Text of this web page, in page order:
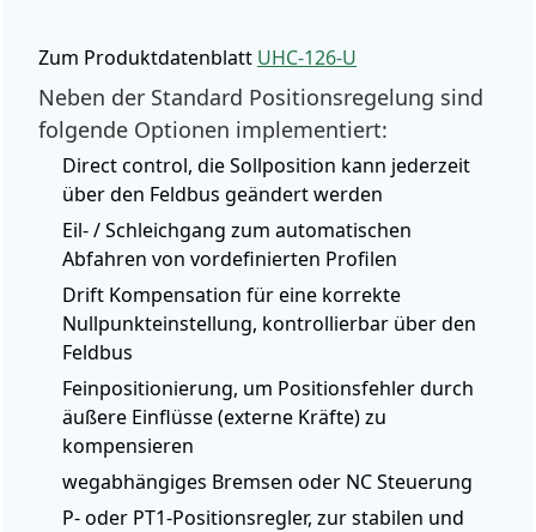
Zum Produktdatenblatt UHC-126-U
Neben der Standard Positionsregelung sind
folgende Optionen implementiert:
Direct control, die Sollposition kann jederzeit
über den Feldbus geändert werden
Eil- / Schleichgang zum automatischen
Abfahren von vordefinierten Profilen
Drift Kompensation für eine korrekte
Nullpunkteinstellung, kontrollierbar über den
Feldbus
Feinpositionierung, um Positionsfehler durch
äußere Einflüsse (externe Kräfte) zu
kompensieren
wegabhängiges Bremsen oder NC Steuerung
P- oder PT1-Positionsregler, zur stabilen und